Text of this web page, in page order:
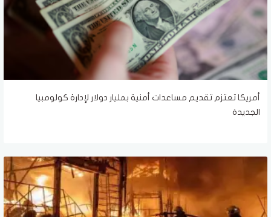
أمريكا تعتزم تقديم مساعدات أمنية بمليار دولار لإدارة كولومبيا
الجديدة